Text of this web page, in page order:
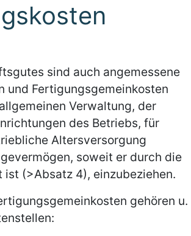
sind auch angemessene
und Fertigungsgemeinkosten
Verwaltung, der
des Betriebs, für
Altersversorgung
soweit er durch die
(>Absatz 4), einzubeziehen.
gehören u.